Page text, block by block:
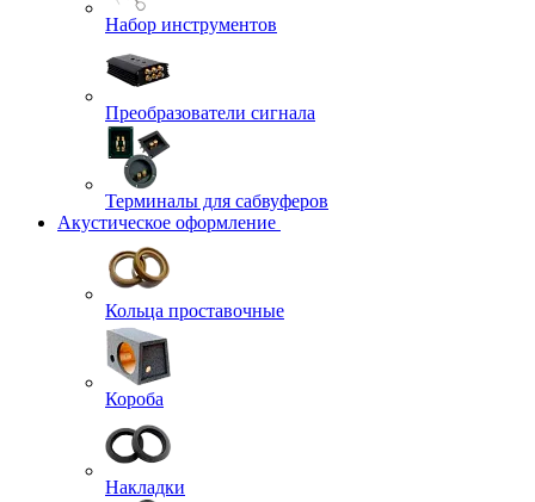
Набор инструментов
Преобразователи сигнала
Терминалы для сабвуферов
Акустическое оформление
Кольца проставочные
Короба
Накладки